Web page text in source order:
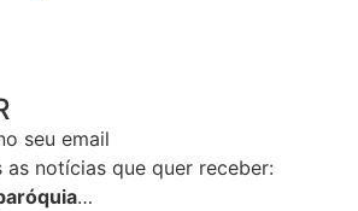
seu email​
as notícias que quer receber:
…